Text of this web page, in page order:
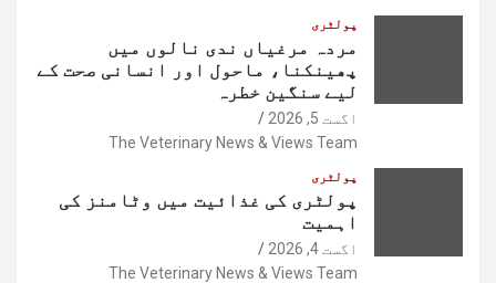
پولٹری
مردہ مرغیاں ندی نالوں میں
پھینکنا، ماحول اور انسانی صحت کے
لیے سنگین خطرہ
اگست 5, 2026
The Veterinary News & Views Team
پولٹری
پولٹری کی غذائیت میں وٹامنز کی
اہمیت
اگست 4, 2026
The Veterinary News & Views Team